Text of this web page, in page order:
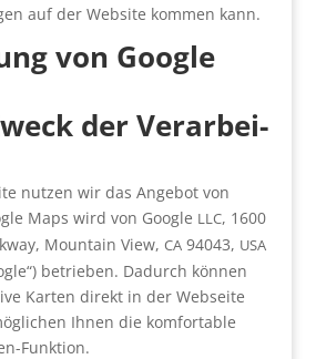
auf der Web­site kom­men kann.
von Goog­le
der Ver­ar­bei­
nut­zen wir das Ange­bot von
Maps wird von Goog­le LLC, 1600
Moun­tain View, CA94043, USA
betrie­ben. Dadurch kön­nen
Kar­ten direkt in der Web­sei­te
Ihnen die kom­for­ta­ble
Funk­ti­on.